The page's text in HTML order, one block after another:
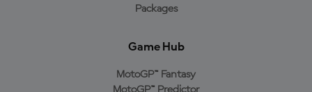
Packages
Game Hub
MotoGP™ Fantasy